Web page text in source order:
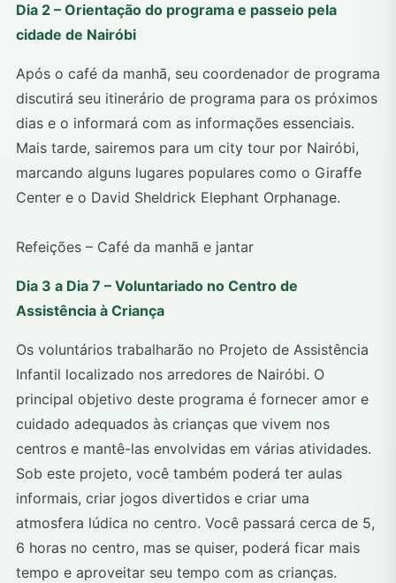
Dia 2 – Orientação do programa e passeio pela
cidade de Nairóbi
Após o café da manhã, seu coordenador de programa
discutirá seu itinerário de programa para os próximos
dias e o informará com as informações essenciais.
Mais tarde, sairemos para um city tour por Nairóbi,
marcando alguns lugares populares como o Giraffe
Center e o David Sheldrick Elephant Orphanage.
Refeições – Café da manhã e jantar
Dia 3 a Dia 7 – Voluntariado no Centro de
Assistência à Criança
Os voluntários trabalharão no Projeto de Assistência
Infantil localizado nos arredores de Nairóbi. O
principal objetivo deste programa é fornecer amor e
cuidado adequados às crianças que vivem nos
centros e mantê-las envolvidas em várias atividades.
Sob este projeto, você também poderá ter aulas
informais, criar jogos divertidos e criar uma
atmosfera lúdica no centro. Você passará cerca de 5,
6 horas no centro, mas se quiser, poderá ficar mais
tempo e aproveitar seu tempo com as crianças.